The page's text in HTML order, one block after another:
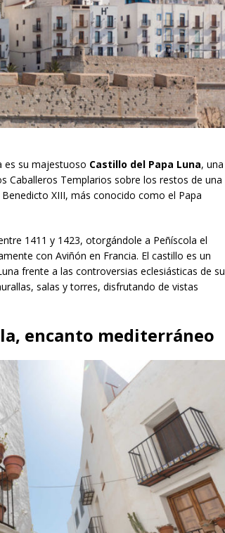
es su majestuoso Castillo del Papa Luna, una
Caballeros Templarios sobre los restos de una
XIII, más conocido como el Papa
1411 y 1423, otorgándole a Peñíscola el
con Aviñón en Francia. El castillo es un
frente a las controversias eclesiásticas de su
salas y torres, disfrutando de vistas
encanto mediterráneo